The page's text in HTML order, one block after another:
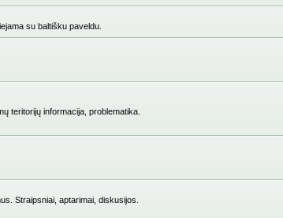
su baltišku paveldu.
teritorijų informacija, problematika.
Straipsniai, aptarimai, diskusijos.